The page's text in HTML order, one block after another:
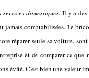
services domestiques. Il y a des
jamais comptabilisées. Le
réparer seule sa voiture,
et de comparer ce que
évité. C'est bien une valeur